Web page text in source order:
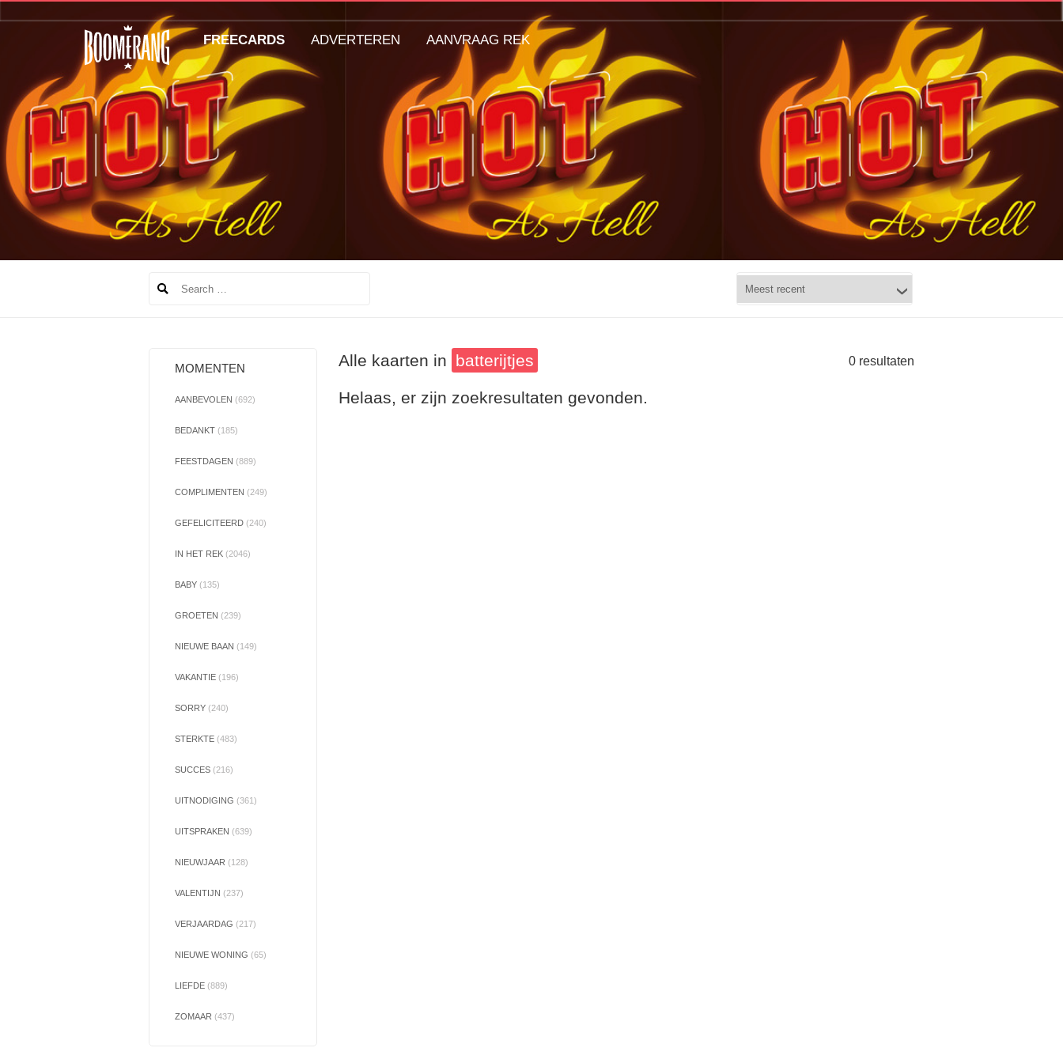
MOMENTEN
AANBEVOLEN (692)
BEDANKT (185)
FEESTDAGEN (889)
COMPLIMENTEN (249)
GEFELICITEERD (240)
IN HET REK (2046)
BABY (135)
GROETEN (239)
NIEUWE BAAN (149)
VAKANTIE (196)
SORRY (240)
STERKTE (483)
SUCCES (216)
UITNODIGING (361)
UITSPRAKEN (639)
NIEUWJAAR (128)
VALENTIJN (237)
VERJAARDAG (217)
NIEUWE WONING (65)
LIEFDE (889)
ZOMAAR (437)
Alle kaarten in batterijtjes 0 resultaten
Helaas, er zijn zoekresultaten gevonden.
FREECARDS ADVERTEREN AANVRAAG REK